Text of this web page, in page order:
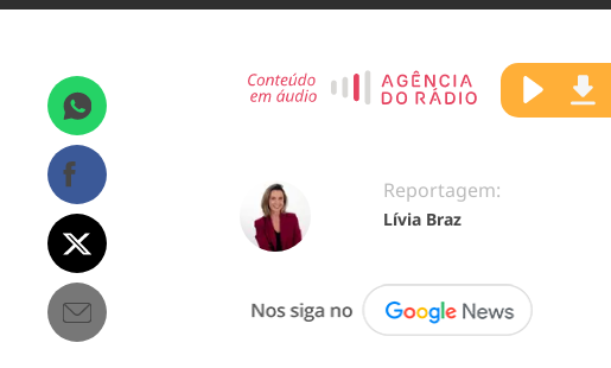
Reportagem:
Lívia Braz